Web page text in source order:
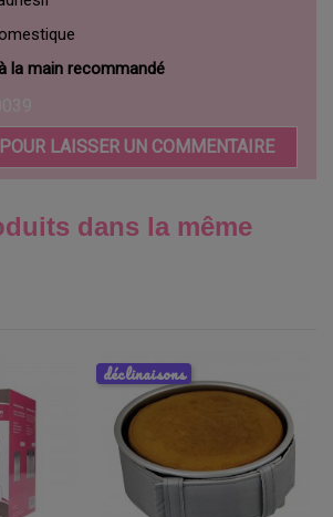
la main recommandé
LAISSER UN COMMENTAIRE
dans la même
déclinaisons